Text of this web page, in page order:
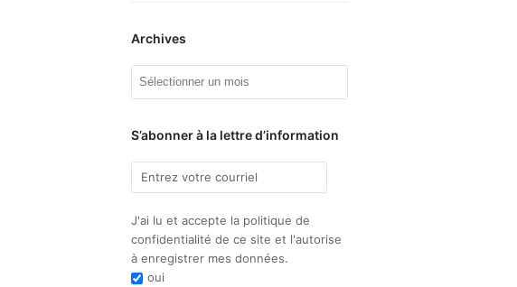
Archives
S’abonner à la lettre d’information
J'ai lu et accepte la politique de
confidentialité de ce site et l'autorise
à enregistrer mes données.
oui